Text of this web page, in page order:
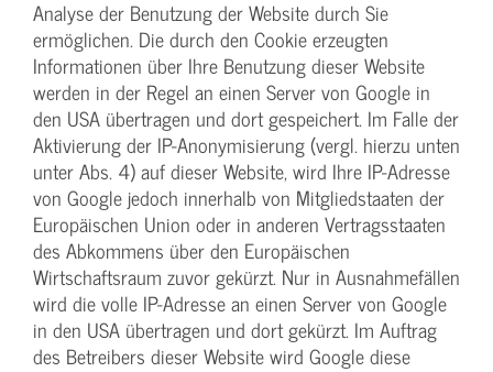
Analyse der Benutzung der Website durch Sie
ermöglichen. Die durch den Cookie erzeugten
Informationen über Ihre Benutzung dieser Website
werden in der Regel an einen Server von Google in
den USA übertragen und dort gespeichert. Im Falle der
Aktivierung der IP-Anonymisierung (vergl. hierzu unten
unter Abs. 4) auf dieser Website, wird Ihre IP-Adresse
von Google jedoch innerhalb von Mitgliedstaaten der
Europäischen Union oder in anderen Vertragsstaaten
des Abkommens über den Europäischen
Wirtschaftsraum zuvor gekürzt. Nur in Ausnahmefällen
wird die volle IP-Adresse an einen Server von Google
in den USA übertragen und dort gekürzt. Im Auftrag
des Betreibers dieser Website wird Google diese